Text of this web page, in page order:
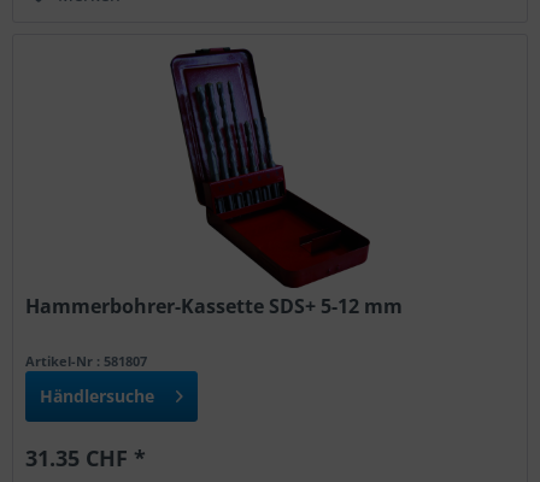
Hammerbohrer-Kassette SDS+ 5-12 mm
Artikel-Nr : 581807
Händlersuche
31.35 CHF *